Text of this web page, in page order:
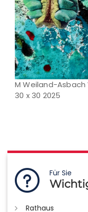
M Weiland-
30 x 30 2025
Für Sie
Rathaus